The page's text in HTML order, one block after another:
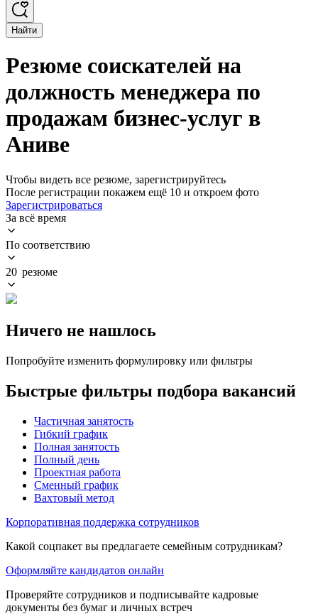
Найти
Резюме соискателей на
должность менеджера по
продажам бизнес-услуг в
Аниве
Чтобы видеть все резюме, зарегистрируйтесь
После регистрации покажем ещё 10 и откроем фото
Зарегистрироваться
За всё время
По соответствию
20 резюме
Ничего не нашлось
Попробуйте изменить формулировку или фильтры
Быстрые фильтры подбора вакансий
Частичная занятость
Гибкий график
Полная занятость
Полный день
Проектная работа
Сменный график
Вахтовый метод
Корпоративная поддержка сотрудников
Какой соцпакет вы предлагаете семейным сотрудникам?
Оформляйте кандидатов онлайн
Проверяйте сотрудников и подписывайте кадровые
документы без бумаг и личных встреч